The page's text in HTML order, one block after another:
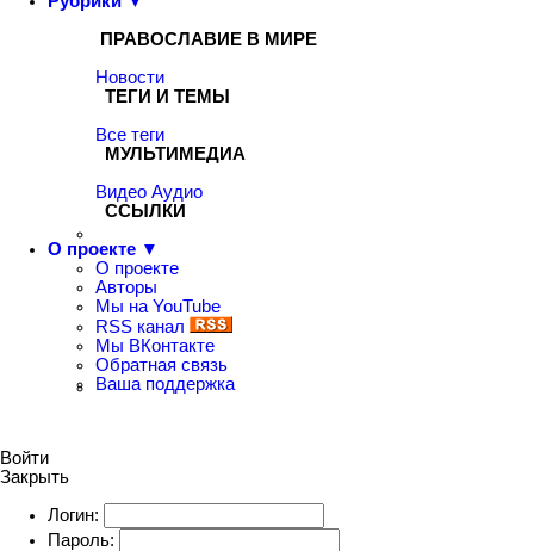
ПРАВОСЛАВИЕ В МИРЕ
Новости
ТЕГИ И ТЕМЫ
Все теги
МУЛЬТИМЕДИА
Видео Аудио
ССЫЛКИ
О проекте ▼
О проекте
Авторы
Мы на YouTube
RSS канал
Мы ВКонтакте
Обратная связь
Ваша поддержка
Войти
Закрыть
Логин:
Пароль: